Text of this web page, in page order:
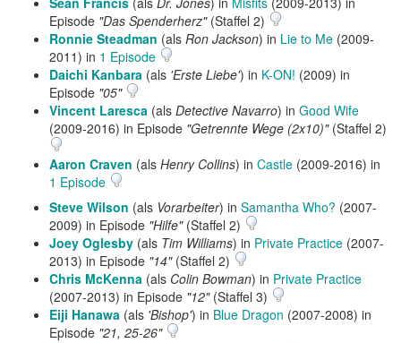
Episode "Das Spenderherz"(Staffel 2)
Ronnie Steadman (als Ron Jackson) in Lie to Me (2009-
2011) in 1 Episode
Daichi Kanbara (als 'Erste Liebe') in K-ON! (2009) in
Episode "05"
Vincent Laresca (als Detective Navarro) in Good Wife
(2009-2016) in Episode "Getrennte Wege (2x10)"(Staffel 2)
Aaron Craven (als Henry Collins) in Castle (2009-2016) in
1 Episode
Steve Wilson (als Vorarbeiter) in Samantha Who? (2007-
2009) in Episode "Hilfe"(Staffel 2)
Joey Oglesby (als Tim Williams) in Private Practice (2007-
2013) in Episode "14"(Staffel 2)
Chris McKenna (als Colin Bowman) in Private Practice
(2007-2013) in Episode "12"(Staffel 3)
Eiji Hanawa (als 'Bishop') in Blue Dragon (2007-2008) in
Episode "21, 25-26"